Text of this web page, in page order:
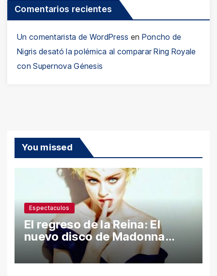
Comentarios recientes
Un comentarista de WordPress en Poncho de
Nigris desató la polémica al comparar Ring Royale
con Supernova Génesis
You missed
Espectaculos
El regreso de la Reina: El
nuevo disco de Madonna
desata polémica con ataques
a Sean Penn y confesiones